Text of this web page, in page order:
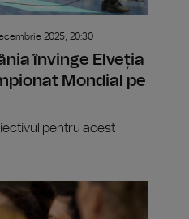
2025, 20:30
învinge Elveția
Mondial pe
pentru acest
preliminare cu o